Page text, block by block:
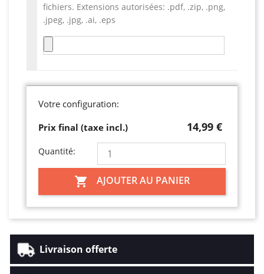
fichiers. Extensions autorisées: .pdf, .zip, .png,
.jpeg, .jpg, .ai, .eps
Votre configuration:
Prix final (taxe incl.)
14,99 €
Quantité:
 AJOUTER AU PANIER
Livraison offerte